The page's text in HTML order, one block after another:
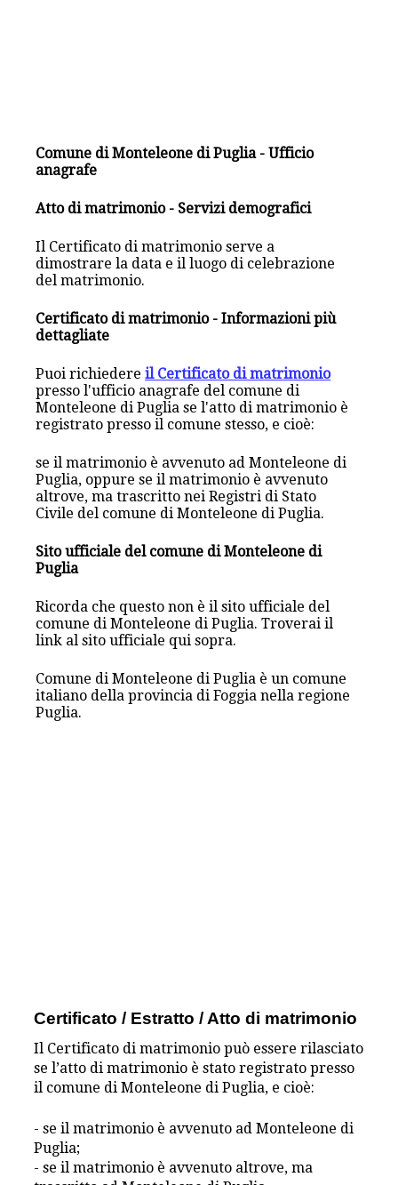
Comune di Monteleone di Puglia - Ufficio
anagrafe
Atto di matrimonio - Servizi demografici
Il Certificato di matrimonio serve a
dimostrare la data e il luogo di celebrazione
del matrimonio.
Certificato di matrimonio - Informazioni più
dettagliate
Puoi richiedereil Certificato di matrimonio
presso l'ufficio anagrafe del comune di
Monteleone di Puglia se l'atto di matrimonio è
registrato presso il comune stesso, e cioè:
se il matrimonio è avvenuto ad Monteleone di
Puglia, oppure se il matrimonio è avvenuto
altrove, ma trascritto nei Registri di Stato
Civile del comune di Monteleone di Puglia.
Sito ufficiale del comune di Monteleone di
Puglia
Ricorda che questo non è il sito ufficiale del
comune di Monteleone di Puglia. Troverai il
link al sito ufficiale qui sopra.
Comune di Monteleone di Puglia è un comune
italiano della provincia di Foggia nella regione
Puglia.
Certificato / Estratto / Atto di matrimonio
Il Certificato di matrimonio può essere rilasciato
se l’atto di matrimonio è stato registrato presso
il comune di Monteleone di Puglia, e cioè:
- se il matrimonio è avvenuto ad Monteleone di
Puglia;
- se il matrimonio è avvenuto altrove, ma